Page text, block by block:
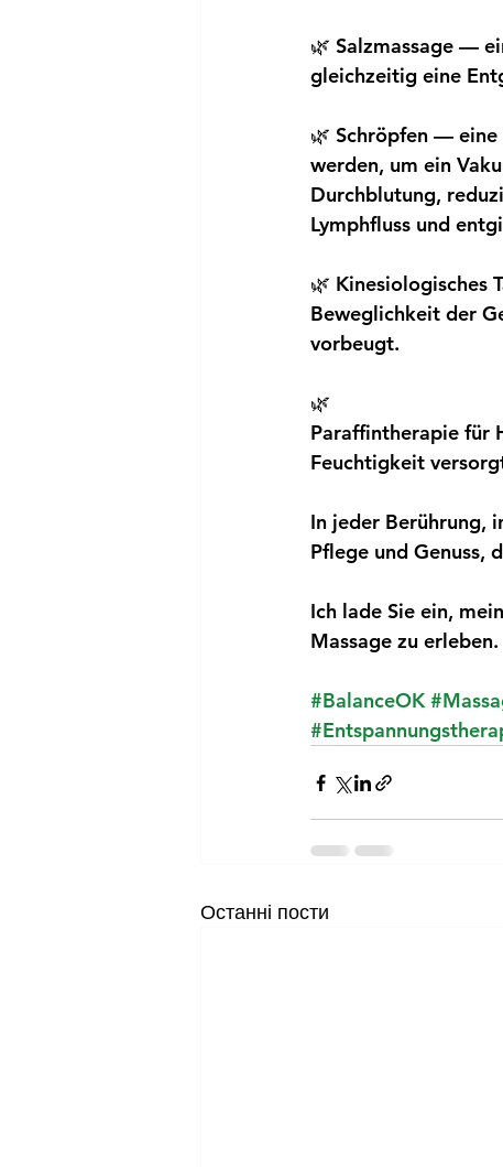
🌿 Salzmassage —
gleichzeitig eine
🌿 Schröpfen — eine
werden, um ein
Durchblutung,
Lymphfluss und
🌿 Kinesiologisches
Beweglichkeit der
vorbeugt.
🌿
Paraffintherapie für
Feuchtigkeit
In jeder Berührung,
Pflege und
Ich lade Sie ein,
Massage zu erleben.
#BalanceOK
Останні пости